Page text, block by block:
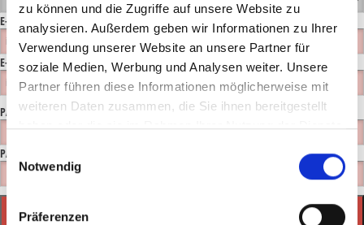
zu können und die Zugriffe auf unsere Website zu
analysieren. Außerdem geben wir Informationen zu Ihrer
Verwendung unserer Website an unsere Partner für
soziale Medien, Werbung und Analysen weiter. Unsere
Partner führen diese Informationen möglicherweise mit
weiteren Daten zusammen, die Sie ihnen bereitgestellt
haben oder die sie im Rahmen Ihrer Nutzung der Dienste
Notwendig
Präferenzen
E-MAIL*
E-MAIL WIEDERHOLEN*
PASSWORT VERGEBEN (MIND. 6 STELLEN)
PASSWORT WIEDERHOLEN